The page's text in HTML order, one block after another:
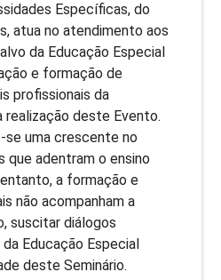
Específicas, do
atua no atendimento aos
da Educação Especial
e formação de
profissionais da
realização deste Evento.
se uma crescente no
que adentram o ensino
a formação e
não acompanham a
suscitar diálogos
Educação Especial
deste Seminário.